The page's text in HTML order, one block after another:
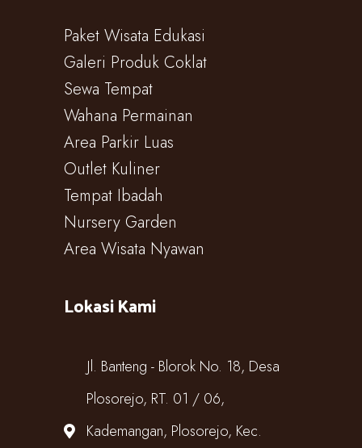
Paket Wisata Edukasi
Galeri Produk Coklat
Sewa Tempat
Wahana Permainan
Area Parkir Luas
Outlet Kuliner
Tempat Ibadah
Nursery Garden
Area Wisata Nyawan
Lokasi Kami
Jl. Banteng - Blorok No. 18, Desa
Plosorejo, RT. 01 / 06,
Kademangan, Plosorejo, Kec.